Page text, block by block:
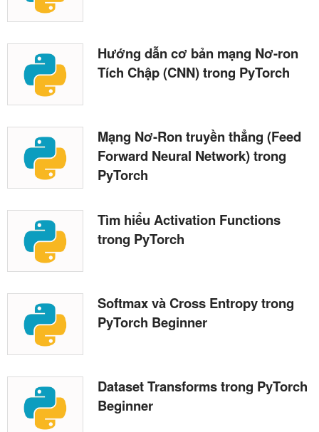
Hướng dẫn cơ bản mạng Nơ-ron
Tích Chập (CNN) trong PyTorch
Mạng Nơ-Ron truyền thẳng (Feed
Forward Neural Network) trong
PyTorch
Tìm hiểu Activation Functions
trong PyTorch
Softmax và Cross Entropy trong
PyTorch Beginner
Dataset Transforms trong PyTorch
Beginner